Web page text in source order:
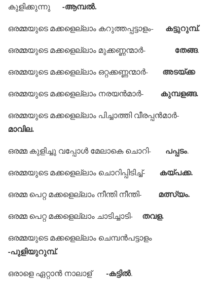
കുളിക്കുന്നു -ആമ്പല്‍.
ഒരമ്മയുടെ മക്കളെല്ലാം കറുത്തപ്പട്ടാളം- കട്ടുറുമ്പ്.
ഒരമ്മയുടെ മക്കളെല്ലാം മുക്കണ്ണന്മാര്‍- തേങ്ങ.
ഒരമ്മയുടെ മക്കളെല്ലാം ഒറ്റക്കണ്ണന്മാര്‍- അടയ്ക്ക
ഒരമ്മയുടെ മക്കളെല്ലാം നരയന്‍മാര്‍- കുമ്പളങ്ങ.
ഒരമ്മയുടെ മക്കളെല്ലാം പിച്ചാത്തി വീരപ്പന്‍മാര്‍-
മാവില.
ഒരമ്മ കുളിച്ചു വപ്പോള്‍ മേലാകെ ചൊറി- പപ്പടം.
ഒരമ്മയുടെ മക്കളെല്ലാം ചൊറിപ്പിടിച്ച്- കയ്പക്ക.
ഒരമ്മ പെറ്റ മക്കളെല്ലാം നീന്തി നീന്തി- മത്സ്യം.
ഒരമ്മ പെറ്റ മക്കളെല്ലാം ചാടിച്ചാടി- തവള.
ഒരമ്മയുടെ മക്കളെല്ലാം ചെമ്പന്‍പട്ടാളം
-പുളിയുറുമ്പ്.
ഒരാളെ ഏറ്റാന്‍ നാലാള് -കട്ടില്‍.